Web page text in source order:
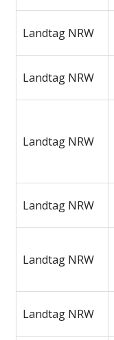
Landtag NRW
Landtag NRW
Landtag NRW
Landtag NRW
Landtag NRW
Landtag NRW